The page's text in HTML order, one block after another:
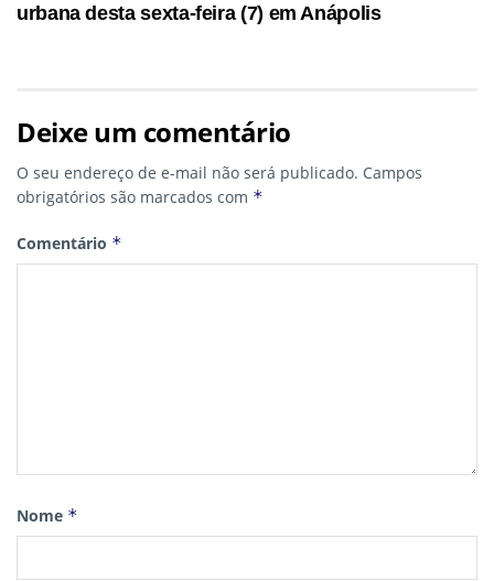
urbana desta sexta-feira (7) em Anápolis
Deixe um comentário
O seu endereço de e-mail não será publicado. Campos
obrigatórios são marcados com *
Comentário *
Nome *